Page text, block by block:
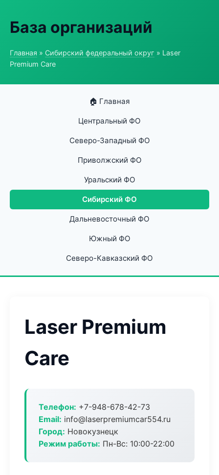
База организаций
Главная » Сибирский федеральный округ » Laser
Premium Care
🏠 Главная
Центральный ФО
Северо-Западный ФО
Приволжский ФО
Уральский ФО
Сибирский ФО
Дальневосточный ФО
Южный ФО
Северо-Кавказский ФО
Laser Premium
Care
Телефон: +7-948-678-42-73
Email: info@laserpremiumcar554.ru
Город: Новокузнецк
Режим работы: Пн-Вс: 10:00-22:00